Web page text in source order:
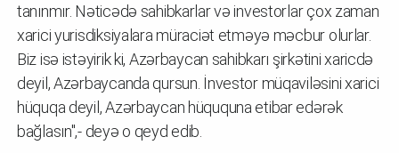
tanınmır. Nəticədə sahibkarlar və investorlar çox zaman
xarici yurisdiksiyalara müraciət etməyə məcbur olurlar.
Biz isə istəyirik ki, Azərbaycan sahibkarı şirkətini xaricdə
deyil, Azərbaycanda qursun. İnvestor müqaviləsini xarici
hüquqa deyil, Azərbaycan hüququna etibar edərək
bağlasın",- deyə o qeyd edib.